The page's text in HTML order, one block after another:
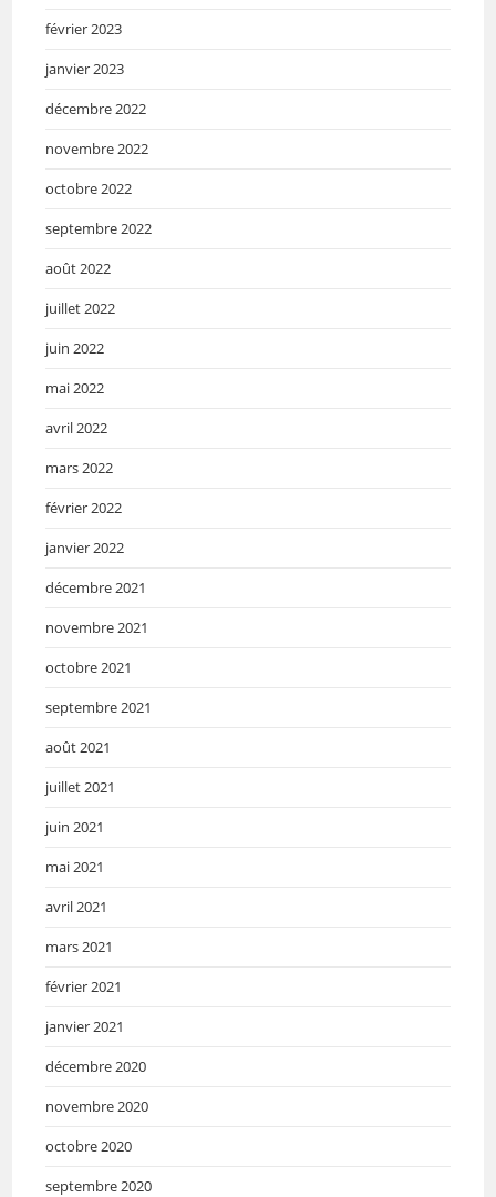
février 2023
janvier 2023
décembre 2022
novembre 2022
octobre 2022
septembre 2022
août 2022
juillet 2022
juin 2022
mai 2022
avril 2022
mars 2022
février 2022
janvier 2022
décembre 2021
novembre 2021
octobre 2021
septembre 2021
août 2021
juillet 2021
juin 2021
mai 2021
avril 2021
mars 2021
février 2021
janvier 2021
décembre 2020
novembre 2020
octobre 2020
septembre 2020